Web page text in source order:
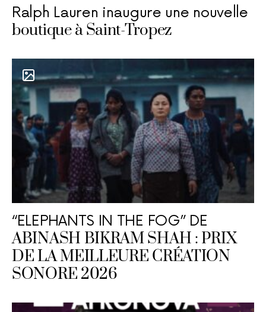
Ralph Lauren inaugure une nouvelle
boutique à Saint-Tropez
“ELEPHANTS IN THE FOG” DE
ABINASH BIKRAM SHAH : PRIX
DE LA MEILLEURE CRÉATION
SONORE 2026